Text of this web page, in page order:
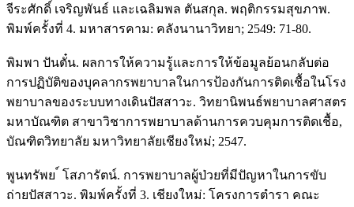
จีระศักดิ์ เจริญพันธ์ และเฉลิมพล ตันสกุล. พฤติกรรมสุขภาพ.
พิมพ์ครั้งที่ 4. มหาสารคาม: คลังนานาวิทยา; 2549: 71-80.
พิมพา ปันตั๋น. ผลการให้ความรู้และการให้ข้อมูลย้อนกลับต่อ
การปฏิบัติของบุคลากรพยาบาลในการป้องกันการติดเชื้อในโรง
พยาบาลของระบบทางเดินปัสสาวะ. วิทยานิพนธ์พยาบาลศาสตร
มหาบัณฑิต สาขาวิชาการพยาบาลด้านการควบคุมการติดเชื้อ,
บัณฑิตวิทยาลัย มหาวิทยาลัยเชียงใหม่; 2547.
พูนทรัพย ์ โสภารัตน์. การพยาบาลผู้ป่วยที่มีปัญหาในการขับ
ถ่ายปัสสาวะ. พิมพ์ครั้งที่ 3. เชียงใหม่: โครงการตำรา คณะ